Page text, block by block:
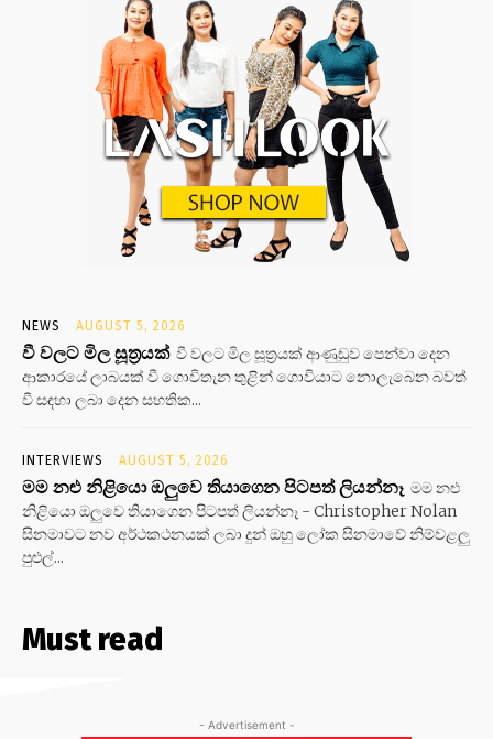
NEWS AUGUST 5, 2026
වී වලට මිල සූත්‍රයක් වී වලට මිල සූත්‍රයක් ආණුඩුව පෙන්වා දෙන
ආකාරයේ ලාබයක් වී ගොවිතැන තුළින් ගොවියාට නොලැබෙන බවත්
වී සඳහා ලබා දෙන සහතික...
INTERVIEWS AUGUST 5, 2026
මම නළු නිළියො ඔලුවෙ තියාගෙන පිටපත් ලියන්නෑ මම නළු
නිළියො ඔලුවෙ තියාගෙන පිටපත් ලියන්නෑ - Christopher Nolan
සිනමාවට නව අර්ථකථනයක් ලබා දුන් ඔහු ලෝක සිනමාවේ නිම්වළලු
පුළුල්...
Must read
- Advertisement -